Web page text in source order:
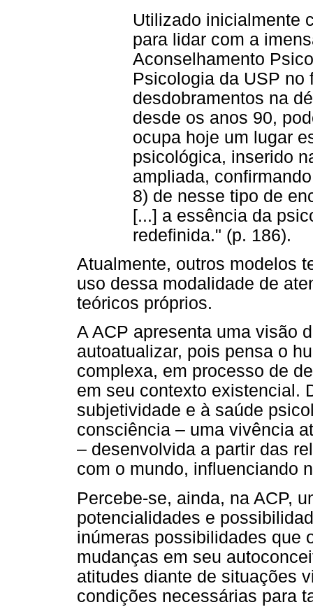
Utilizado inicialmente
para lidar com a
Aconselhamento
Psicologia da USP no
desdobramentos na
desde os anos 90,
ocupa hoje um lugar
psicológica, inserido
ampliada,
8) de nesse tipo de
[...] a essência da
redefinida." (p. 186).
Atualmente, outros modelos
uso dessa modalidade de
teóricos próprios.
A ACP apresenta uma visão
autoatualizar, pois pensa o
complexa, em processo de
em seu contexto existencial.
subjetividade e à saúde
consciência – uma vivência
– desenvolvida a partir das
com o mundo, influenciando
Percebe-se, ainda, na ACP,
potencialidades e
inúmeras possibilidades que
mudanças em seu
atitudes diante de situações
condições necessárias para